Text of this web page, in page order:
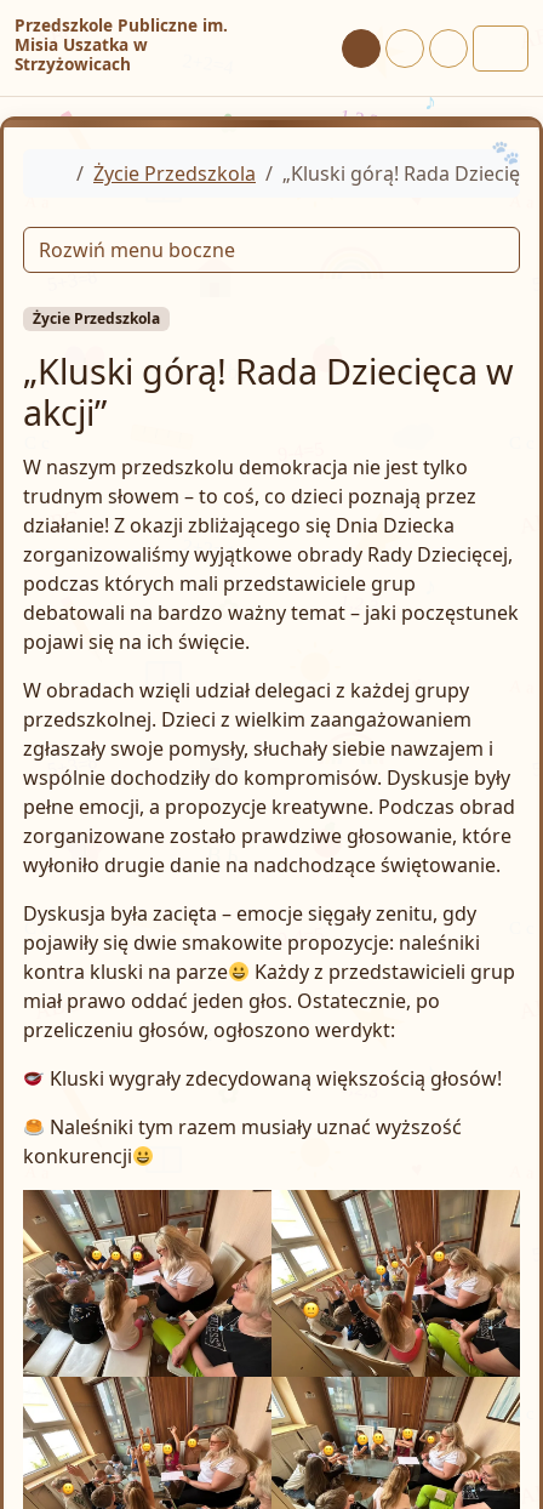
Przejdź do treści
Przejdź do stopki
Przedszkole Publiczne im.
Misia Uszatka w
Strzyżowicach
Tryb dzienny
Tryb nocny
Tryb
Home
Życie Przedszkola „Kluski górą! Rada
Życie Przedszkola
„Kluski górą! Rada Dziecięca w
akcji”
W naszym przedszkolu demokracja nie jest tylko
trudnym słowem – to coś, co dzieci poznają przez
działanie! Z okazji zbliżającego się Dnia Dziecka
zorganizowaliśmy wyjątkowe obrady Rady Dziecięcej,
podczas których mali przedstawiciele grup
debatowali na bardzo ważny temat – jaki poczęstunek
pojawi się na ich święcie.
W obradach wzięli udział delegaci z każdej grupy
przedszkolnej. Dzieci z wielkim zaangażowaniem
zgłaszały swoje pomysły, słuchały siebie nawzajem i
wspólnie dochodziły do kompromisów. Dyskusje były
pełne emocji, a propozycje kreatywne. Podczas obrad
zorganizowane zostało prawdziwe głosowanie, które
wyłoniło drugie danie na nadchodzące świętowanie.
Dyskusja była zacięta – emocje sięgały zenitu, gdy
pojawiły się dwie smakowite propozycje: naleśniki
kontra kluski na parze
Każdy z przedstawicieli grup
miał prawo oddać jeden głos. Ostatecznie, po
przeliczeniu głosów, ogłoszono werdykt:
Kluski wygrały zdecydowaną większością głosów!
Naleśniki tym razem musiały uznać wyższość
konkurencji
Rozwiń menu boczne